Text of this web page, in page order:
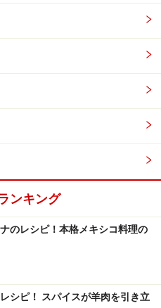
最新の内容をご確認くださ
食中毒や体調不良を引き起こ
態で、正しい方法で行い、なる
。また、持ち運びの際は保存方
の書籍をチェック！
ンキング
のレシピ！本格メキシコ料理の
シピ！ スパイスが羊肉を引き立